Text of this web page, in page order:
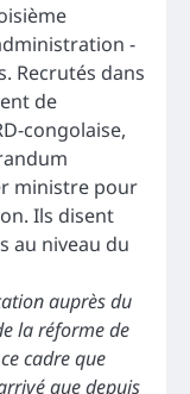
-
Recrutés dans
de
congolaise,
ministre pour
Ils disent
au niveau du
auprès du
la réforme de
cadre que
que depuis